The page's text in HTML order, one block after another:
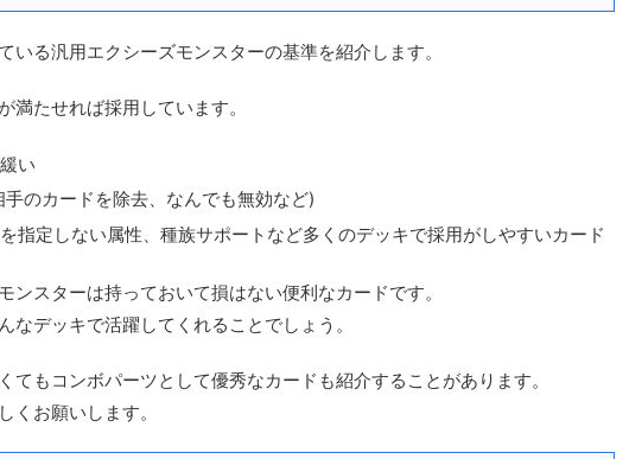
いる汎用エクシーズモンスターの基準を紹介します。
満たせれば採用しています。
い
のカードを除去、なんでも無効など)
指定しない属性、種族サポートなど多くのデッキで採用がしやすいカード
ンスターは持っておいて損はない便利なカードです。
なデッキで活躍してくれることでしょう。
てもコンボパーツとして優秀なカードも紹介することがあります。
くお願いします。